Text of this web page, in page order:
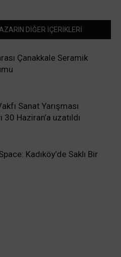
DİĞER İÇERİKLERİ
Çanakkale Seramik
Sanat Yarışması
30 Haziran’a uzatıldı
Kadıköy’de Saklı Bir